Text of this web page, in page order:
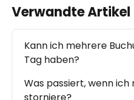
Verwandte Artikel
Kann ich mehrere
Tag haben?
Was passiert, wenn